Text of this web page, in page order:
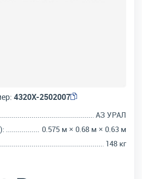
4320Х-2502007
АЗ УРАЛ
0.575 м × 0.68 м × 0.63 м
148 кг